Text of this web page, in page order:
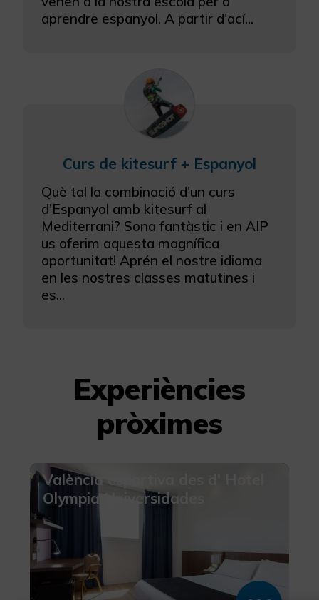
aprendre espanyol. A partir d'ací...
Curs de kitesurf + Espanyol
Què tal la combinació d'un curs
d'Espanyol amb kitesurf al
Mediterrani? Sona fantàstic i en AIP
us oferim aquesta magnífica
oportunitat! Aprén el nostre idioma
en les nostres classes matutines i
es...
Experiències
pròximes
València esportiva des d' Hotel
Olympia Universidades